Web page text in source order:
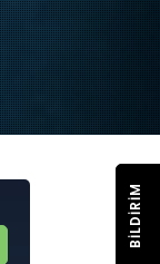
BILDIRIM